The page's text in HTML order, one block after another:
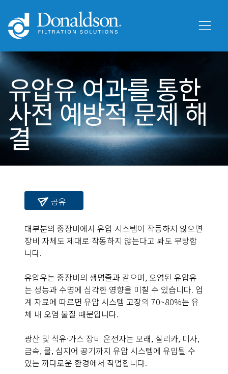
유압유 여과를 통한
사전 예방적 문제 해
결
공유
대부분의 중장비에서 유압 시스템이 작동하지 않으면
장비 자체도 제대로 작동하지 않는다고 봐도 무방합
니다.
유압유는 중장비의 생명줄과 같으며, 오염된 유압유
는 성능과 수명에 심각한 영향을 미칠 수 있습니다. 업
계 자료에 따르면 유압 시스템 고장의 70~80%는 유
체 내 오염 물질 때문입니다.
광산 및 석유·가스 장비 운전자는 모래, 실리카, 미사,
금속, 물, 심지어 공기까지 유압 시스템에 유입될 수
있는 까다로운 환경에서 작업합니다.